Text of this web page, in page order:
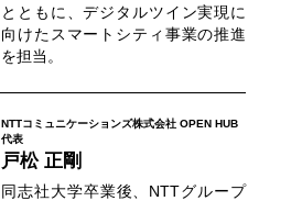
とともに、デジタルツイン実現に
向けたスマートシティ事業の推進
を担当。
NTTコミュニケーションズ株式会社 OPEN HUB
代表
戸松 正剛
同志社大学卒業後、NTTグループ